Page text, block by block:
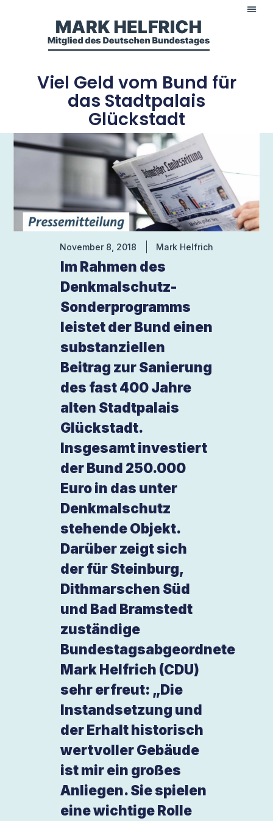
Viel Geld vom Bund für
das Stadtpalais
Glückstadt
November 8, 2018 Mark Helfrich
Im Rahmen des
Denkmalschutz-
Sonderprogramms
leistet der Bund einen
substanziellen
Beitrag zur Sanierung
des fast 400 Jahre
alten Stadtpalais
Glückstadt.
Insgesamt investiert
der Bund 250.000
Euro in das unter
Denkmalschutz
stehende Objekt.
Darüber zeigt sich
der für Steinburg,
Dithmarschen Süd
und Bad Bramstedt
zuständige
Bundestagsabgeordnete
Mark Helfrich (CDU)
sehr erfreut: „Die
Instandsetzung und
der Erhalt historisch
wertvoller Gebäude
ist mir ein großes
Anliegen. Sie spielen
eine wichtige Rolle